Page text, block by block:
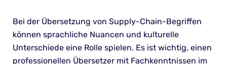
Bei der Übersetzung von Supply-Chain-Begriffen
können sprachliche Nuancen und kulturelle
Unterschiede eine Rolle spielen. Es ist wichtig, einen
professionellen Übersetzer mit Fachkenntnissen im